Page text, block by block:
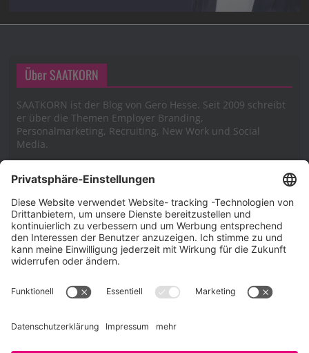
Über SAATKORN
SAATKORN ist der Blog von Gero Hesse. Seit 2009 schreibt
er über die Themen Employer Branding,
Personalmarketing, Recruiting, New Work und Social
Media.
Impressum
Impressum
Cookie-Richtlinie (EU)